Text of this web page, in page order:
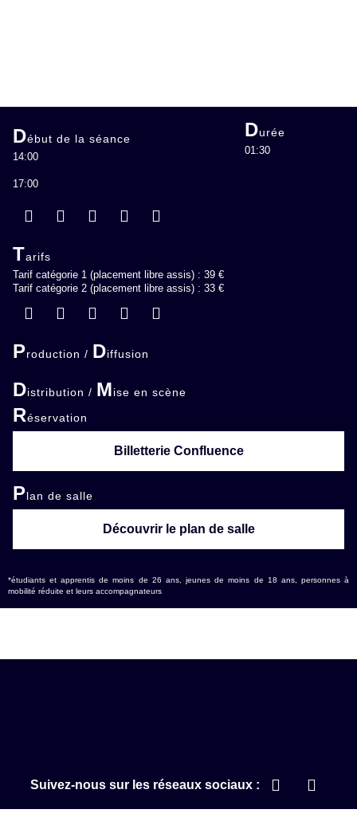
Début de la séance
14:00
17:00
Durée
01:30
Tarifs
Tarif catégorie 1 (placement libre assis) : 39 €
Tarif catégorie 2 (placement libre assis) : 33 €
Production / Diffusion
Distribution / Mise en scène
Réservation
Billetterie Confluence
Plan de salle
Découvrir le plan de salle
*étudiants et apprentis de moins de 26 ans, jeunes de moins de 18 ans, personnes à
mobilité réduite et leurs accompagnateurs
Suivez-nous sur les réseaux sociaux :